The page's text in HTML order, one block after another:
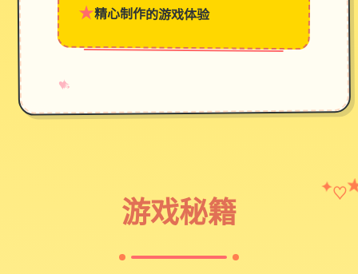
★精心制作的游戏体验
♥
✧
→
游戏秘籍
✦♡